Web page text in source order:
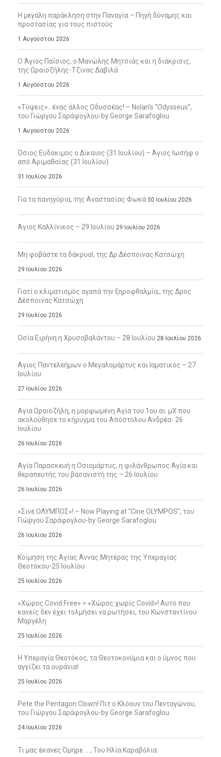
Η μεγάλη παράκληση στην Παναγία – Πηγή δύναμης και
προστασίας για τους πιστούς
1 Αυγούστου 2026
Ο Άγιος Παΐσιος, ο Μανώλης Μητσιάς και η διάκρισις,
της Ωραιοζήλης-Τζίνας Δαβιλά
1 Αυγούστου 2026
«Τύψεις»…ένας άλλος Οδυσσέας! – Nolan’s “Odysseus”,
του Γιώργου Σαράφογλου-by George Sarafoglou
1 Αυγούστου 2026
Όσιος Ευδόκιμος ο Δίκαιος (31 Ιουλίου) – Άγιος Ιωσήφ ο
από Αριμαθαίας (31 Ιουλίου)
31 Ιουλίου 2026
Για τα πανηγύρια, της Αναστασίας Φωκά 30 Ιουλίου 2026
Άγιος Καλλίνικος – 29 Ιουλίου 29 Ιουλίου 2026
Μη φοβάστε τα δάκρυα!, της Δρ Δέσποινας Κατσώχη
29 Ιουλίου 2026
Γιατί ο κλιματισμός αγαπά την ξηροφθαλμία;, της Δρος
Δέσποινας Κατσώχη
29 Ιουλίου 2026
Οσία Ειρήνη η Χρυσοβαλάντου – 28 Ιουλίου 28 Ιουλίου 2026
Άγιος Παντελεήμων ο Μεγαλομάρτυς και Ιαματικός – 27
Ιουλίου
27 Ιουλίου 2026
Αγία Ωραιοζήλη, η μορφωμένη Αγία του 1ου αι. μΧ που
ακολούθησε το κήρυγμα του Απόστολου Ανδρέα- 26
Ιουλίου
26 Ιουλίου 2026
Αγία Παρασκευή η Οσιομάρτυς, η φιλάνθρωπος Αγία και
θεραπευτής του βασανιστή της – 26 Ιουλίου
26 Ιουλίου 2026
«Σινέ ΟΛΥΜΠΟΣ»! – Now Playing at “Cine OLYMPOS”, του
Γιώργου Σαράφογλου-by George Sarafoglou
26 Ιουλίου 2026
Κοίμηση της Αγίας Άννας Μητέρας της Υπεραγίας
Θεοτόκου-25 Ιουλίου
25 Ιουλίου 2026
«Χώρος Covid Free» = «Χώρος χωρίς Covid»! Αυτό που
κανείς δεν έχει τολμήσει να ρωτήσει, του Κωνσταντίνου
Μαργέλη
25 Ιουλίου 2026
Η Υπεραγία Θεοτόκος, τα Θεοτοκονύμια και ο ύμνος που
αγγίζει τα ουράνια!
25 Ιουλίου 2026
Pete the Pentagon Clown! Πιτ ο Κλόουν του Πενταγώνου,
του Γιώργου Σαράφογλου-by George Sarafoglou
24 Ιουλίου 2026
Τι μας έκανες Όμηρε … , Του Ηλία Καραβόλια